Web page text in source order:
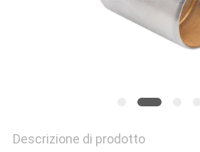
CONTROLLO
Descrizione di prodotto